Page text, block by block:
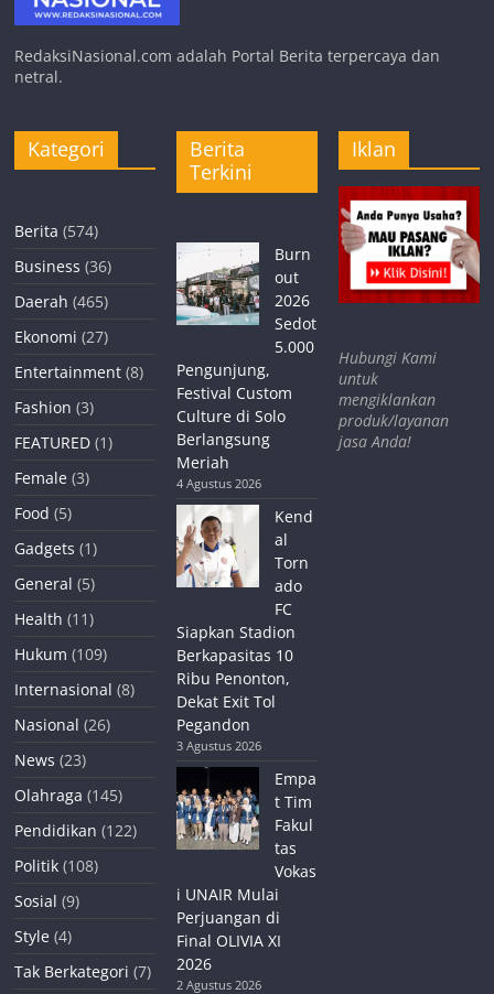
RedaksiNasional.com adalah Portal Berita terpercaya dan
netral.
Kategori
Berita (574)
Business (36)
Daerah (465)
Ekonomi (27)
Entertainment (8)
Fashion (3)
FEATURED (1)
Female (3)
Food (5)
Gadgets (1)
General (5)
Health (11)
Hukum (109)
Internasional (8)
Nasional (26)
News (23)
Olahraga (145)
Pendidikan (122)
Politik (108)
Sosial (9)
Style (4)
Tak Berkategori (7)
Berita
Terkini
Burn
out
2026
Sedot
5.000
Pengunjung,
Festival Custom
Culture di Solo
Berlangsung
Meriah
4 Agustus 2026
Kend
al
Torn
ado
FC
Siapkan Stadion
Berkapasitas 10
Ribu Penonton,
Dekat Exit Tol
Pegandon
3 Agustus 2026
Empa
t Tim
Fakul
tas
Vokas
i UNAIR Mulai
Perjuangan di
Final OLIVIA XI
2026
2 Agustus 2026
Iklan
Hubungi Kami
untuk
mengiklankan
produk/layanan
jasa Anda!